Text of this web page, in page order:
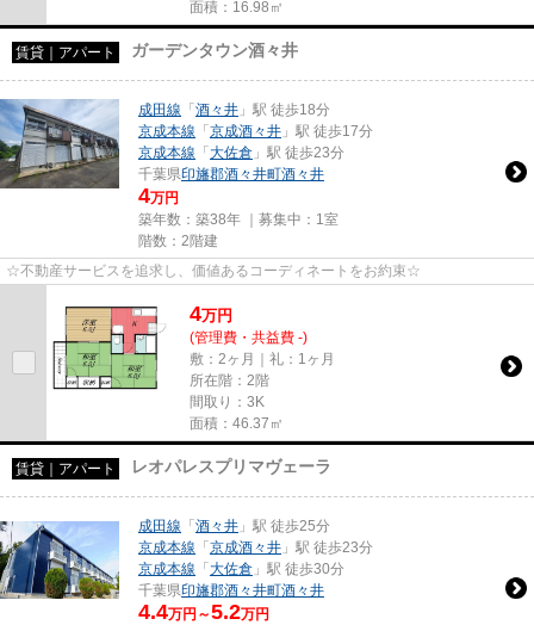
面積：16.98㎡
賃貸｜アパート ガーデンタウン酒々井
成田線 「酒々井 」駅 徒歩18分
京成本線 「京成酒々井 」駅 徒歩17分
京成本線 「大佐倉 」駅 徒歩23分
千葉県印旛郡酒々井町酒々井
4万円
築年数：築38年 ｜募集中： 1室
階数：2階建
☆不動産サービスを追求し、価値あるコーディネートをお約束☆
4万円
(管理費・共益費 -)
敷：2ヶ月｜礼：1ヶ月
所在階：2階
間取り：3K
面積：46.37㎡
賃貸｜アパート レオパレスプリマヴェーラ
成田線 「酒々井 」駅 徒歩25分
京成本線 「京成酒々井 」駅 徒歩23分
京成本線 「大佐倉 」駅 徒歩30分
千葉県印旛郡酒々井町酒々井
4.4万円～5.2万円